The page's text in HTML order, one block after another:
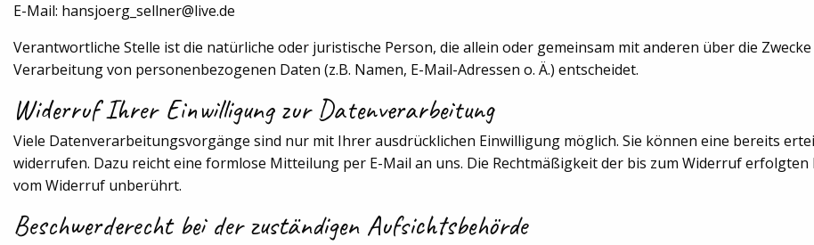
E-Mail: hansjoerg_sellner@live.de
Verantwortliche Stelle ist die natürliche oder juristische Person, die allein oder gemeinsam mit anderen über die
Verarbeitung von personenbezogenen Daten (z.B. Namen, E-Mail-Adressen o. Ä.) entscheidet.
Widerruf Ihrer Einwilligung zur Datenverarbeitung
Viele Datenverarbeitungsvorgänge sind nur mit Ihrer ausdrücklichen Einwilligung möglich. Sie können eine bereits
widerrufen. Dazu reicht eine formlose Mitteilung per E-Mail an uns. Die Rechtmäßigkeit der bis zum Widerruf
vom Widerruf unberührt.
Beschwerderecht bei der zuständigen Aufsichtsbehörde